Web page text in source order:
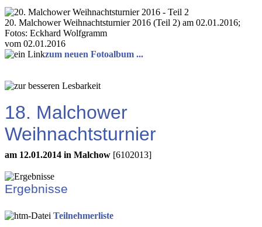
20. Malchower Weihnachtsturnier 2016 (Teil 2) am 02.01.2016;
Fotos: Eckhard Wolfgramm
vom 02.01.2016
zum neuen Fotoalbum ...
18. Malchower
Weihnachtsturnier
am 12.01.2014 in Malchow [6102013]
Ergebnisse
Teilnehmerliste